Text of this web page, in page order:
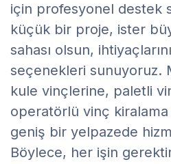
için profesyonel destek
küçük bir proje, ister
sahası olsun,
seçenekleri sunuyoruz.
kule vinçlerine, paletli
operatörlü vinç
geniş bir yelpazede
Böylece, her işin